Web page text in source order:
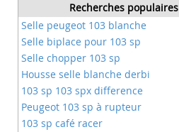
Recherches populaires
Selle peugeot 103 blanche
Selle biplace pour 103 sp
Selle chopper 103 sp
Housse selle blanche derbi
103 sp 103 spx difference
Peugeot 103 sp à rupteur
103 sp café racer